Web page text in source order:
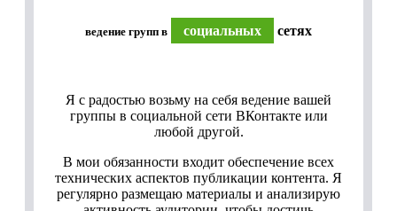
ведение групп в социальных сетях
Я с радостью возьму на себя ведение вашей
группы в социальной сети ВКонтакте или
любой другой.
В мои обязанности входит обеспечение всех
технических аспектов публикации контента. Я
регулярно размещаю материалы и анализирую